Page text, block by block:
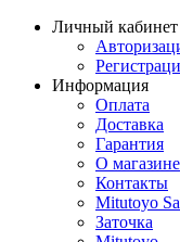
Личный кабинет
Информация
Оплата
Доставка
Гарантия
О магазине
Контакты
Mitutoyo
Заточка